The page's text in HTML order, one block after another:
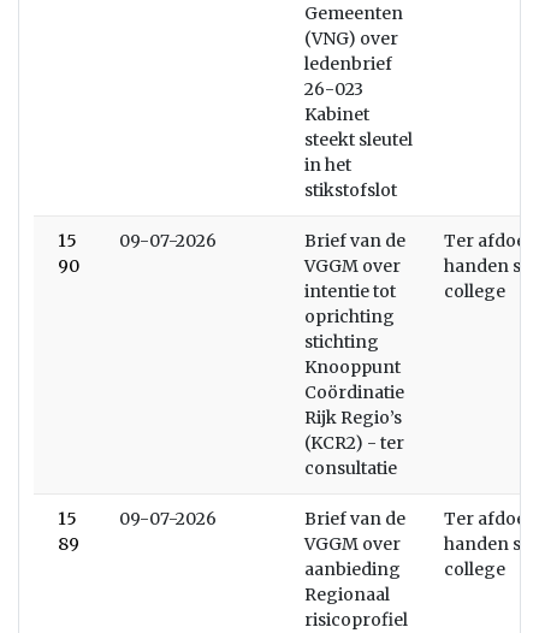
Gemeenten
(VNG) over
ledenbrief
26-023
Kabinet
steekt sleutel
in het
stikstofslot
15
90
09-07-2026
Brief van de
VGGM over
intentie tot
oprichting
stichting
Knooppunt
Coördinatie
Rijk Regio’s
(KCR2) - ter
consultatie
Ter
handen
college
15
89
09-07-2026
Brief van de
VGGM over
aanbieding
Regionaal
risicoprofiel
Ter
handen
college